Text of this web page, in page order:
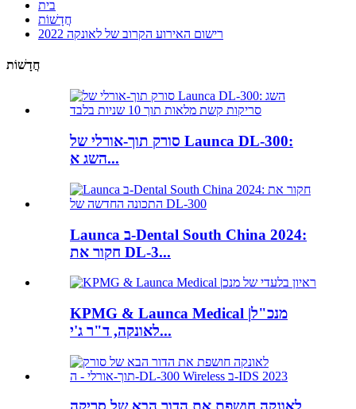
בית
חֲדָשׁוֹת
רישום האירוע הקרוב של לאונקה 2022
חֲדָשׁוֹת
סורק תוך-אורלי של Launca DL-300:
השג א...
Launca ב-Dental South China 2024:
חקור את DL-3...
KPMG & Launca Medical |מנכ"ל
לאונקה, ד"ר ג'י...